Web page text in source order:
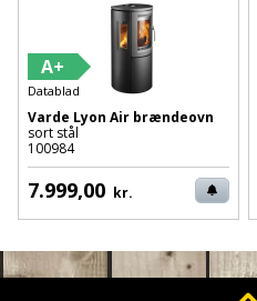
dørgreb
og
lås
Fliseopsætning
Fugemateriale
og
lim
Byggepladshegn
Byggepladstrapper
Donkraft
Dorn
og
bænkslibertilbehør
Båndsav
Båndsliber
og
bænksliber
Havetraktor
Højtryksrenser
Husvandværk
Kompostkværn
og
Belægningssten
Belysning
Beslag
Bilpleje
og
autotilbehør
Malerværktøj
Maling
indendørs
Maling
udendørs
Rengøring
Badeværelse
Kloak
og
afløb
Pex
Radiator
Herre
Tilbudsavis
Log
ind
Kvik
A+
Datablad
Varde Lyon Air brændeovn
sort stål
100984
7.999,00 kr.